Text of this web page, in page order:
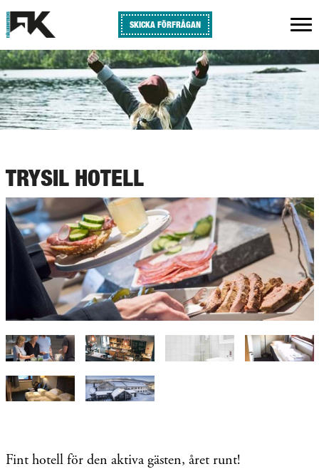
SKICKA FÖRFRÅGAN
TRYSIL HOTELL
Fint hotell för den aktiva gästen, året runt!